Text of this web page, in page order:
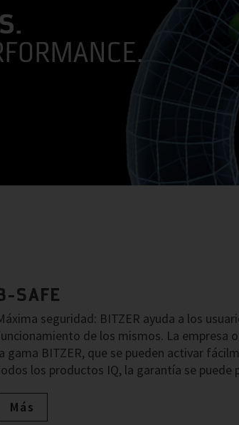
SAFE
seguridad: BITZER ayuda a los
de los mismos. La empresa
gama BITZER, que se pueden activar
los productos IQ, la garantía se
Más